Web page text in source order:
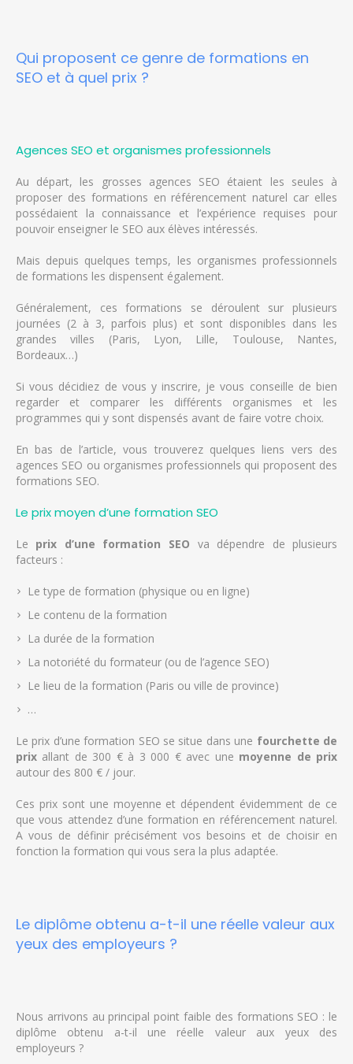
Qui proposent ce genre de formations en
SEO et à quel prix ?
Agences SEO et organismes professionnels
Au départ, les grosses agences SEO étaient les seules à
proposer des formations en référencement naturel car elles
possédaient la connaissance et l’expérience requises pour
pouvoir enseigner le SEO aux élèves intéressés.
Mais depuis quelques temps, les organismes professionnels
de formations les dispensent également.
Généralement, ces formations se déroulent sur plusieurs
journées (2 à 3, parfois plus) et sont disponibles dans les
grandes villes (Paris, Lyon, Lille, Toulouse, Nantes,
Bordeaux…)
Si vous décidiez de vous y inscrire, je vous conseille de bien
regarder et comparer les différents organismes et les
programmes qui y sont dispensés avant de faire votre choix.
En bas de l’article, vous trouverez quelques liens vers des
agences SEO ou organismes professionnels qui proposent des
formations SEO.
Le prix moyen d’une formation SEO
Le prix d’une formation SEO va dépendre de plusieurs
facteurs :
Le type de formation (physique ou en ligne)
Le contenu de la formation
La durée de la formation
La notoriété du formateur (ou de l’agence SEO)
Le lieu de la formation (Paris ou ville de province)
…
Le prix d’une formation SEO se situe dans une fourchette de
prixallant de 300 € à 3 000 € avec une moyenne de prix
autour des 800 € / jour.
Ces prix sont une moyenne et dépendent évidemment de ce
que vous attendez d’une formation en référencement naturel.
A vous de définir précisément vos besoins et de choisir en
fonction la formation qui vous sera la plus adaptée.
Le diplôme obtenu a-t-il une réelle valeur aux
yeux des employeurs ?
Nous arrivons au principal point faible des formations SEO : le
diplôme obtenu a-t-il une réelle valeur aux yeux des
employeurs ?